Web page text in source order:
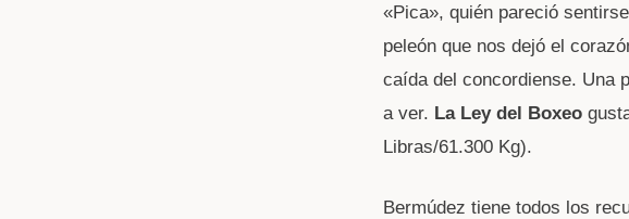
«Pica», quién pareció
peleón que nos dejó el
caída del concordiense. Una
a ver. La Ley del Boxeo
Libras/61.300 Kg).
Bermúdez tiene todos los